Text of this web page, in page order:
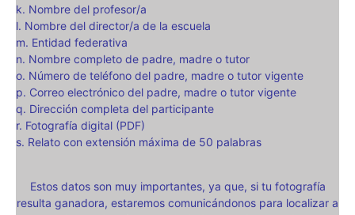
k. Nombre del profesor/a
l. Nombre del director/a de la escuela
m. Entidad federativa
n. Nombre completo de padre, madre o tutor
o. Número de teléfono del padre, madre o tutor vigente
p. Correo electrónico del padre, madre o tutor vigente
q. Dirección completa del participante
r. Fotografía digital (PDF)
s. Relato con extensión máxima de 50 palabras
Estos datos son muy importantes, ya que, si tu fotografía
resulta ganadora, estaremos comunicándonos para localizar a